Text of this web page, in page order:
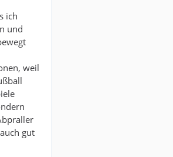
ich
und
weil
gut